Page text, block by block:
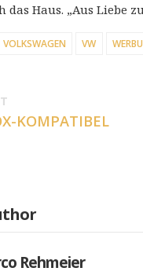
das Haus. „Aus Liebe
VOLKSWAGEN VW
KOMPATIBEL
Rehmeier